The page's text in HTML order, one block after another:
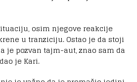
osim njegove reakcije
u tranziciju. Ostao je da stoji
je pozvan tajm-aut, znao sam da
je Kari.